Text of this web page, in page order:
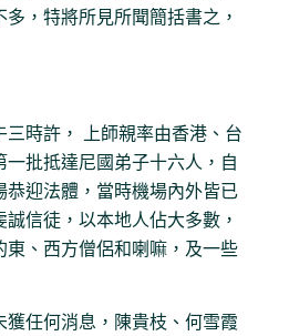
，特將所見所聞簡括書之，
時許， 上師親率由香港、台
批抵達尼國弟子十六人，自
恭迎法體，當時機場內外皆已
信徒，以本地人佔大多數，
東、西方僧侶和喇嘛，及一些
獲任何消息，陳貴枝、何雪霞